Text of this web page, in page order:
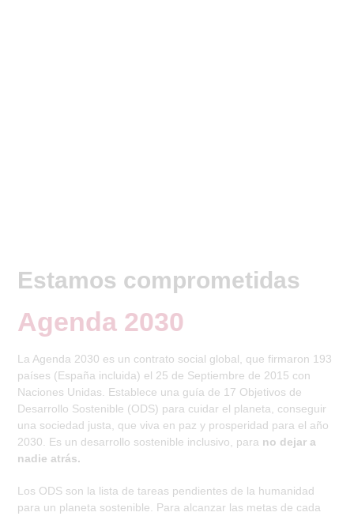
Estamos comprometidas
Agenda 2030
La Agenda 2030 es un contrato social global, que firmaron 193
países (España incluida) el 25 de Septiembre de 2015 con
Naciones Unidas. Establece una guía de 17 Objetivos de
Desarrollo Sostenible (ODS) para cuidar el planeta, conseguir
una sociedad justa, que viva en paz y prosperidad para el año
2030. Es un desarrollo sostenible inclusivo, para no dejar a
nadie atrás.
Los ODS son la lista de tareas pendientes de la humanidad
para un planeta sostenible. Para alcanzar las metas de cada